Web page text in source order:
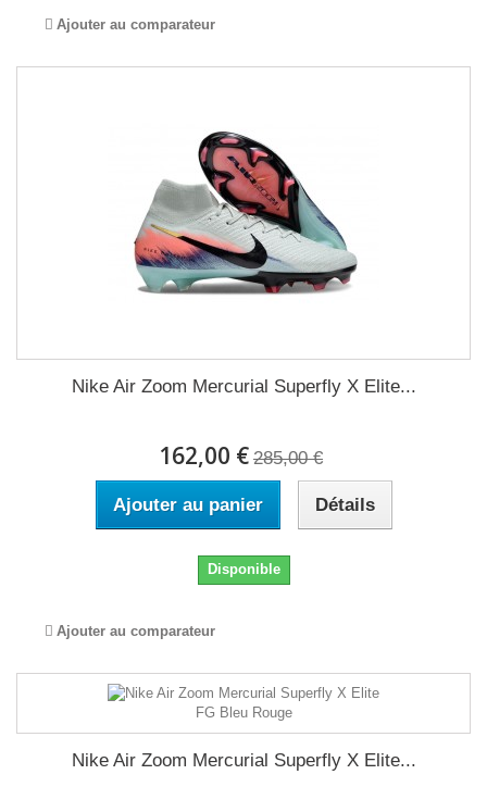
Ajouter au comparateur
Nike Air Zoom Mercurial Superfly X Elite...
162,00 € 285,00 €
Ajouter au panier Détails
Disponible
Ajouter au comparateur
Nike Air Zoom Mercurial Superfly X Elite...